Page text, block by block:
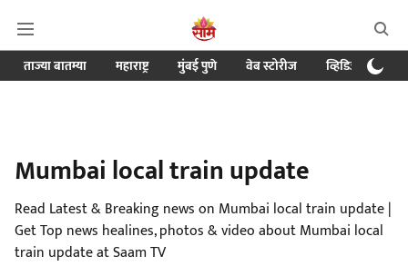
ताज्या बातम्या महाराष्ट्र मुंबई पुणे वेब स्टोरीज व्हिडिओ
Mumbai local train update
Read Latest & Breaking news on Mumbai local train update |
Get Top news healines, photos & video about Mumbai local
train update at Saam TV